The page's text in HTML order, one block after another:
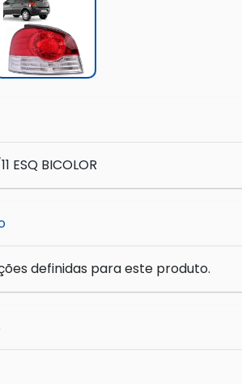
ESQ BICOLOR
definidas para este produto.